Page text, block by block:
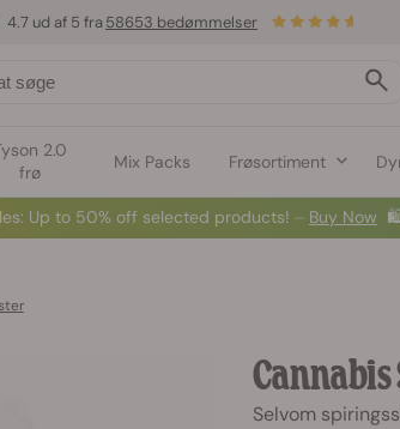
2.0
frø
Mix Packs Frøsortiment
4.7 ud af 5 fra58653 bedømmelser
Up to 50% off selected products! ⏤ Buy Now
Cannabis
Selvom